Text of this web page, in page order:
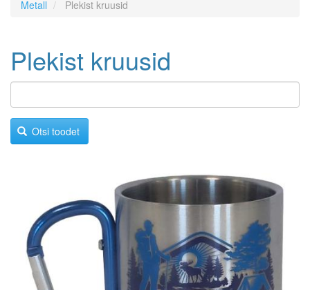
Metall Plekist kruusid
Plekist kruusid
Otsi toodet